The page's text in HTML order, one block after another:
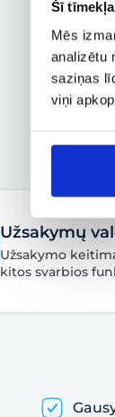
Šī
Mēs
analizētu
saziņas
viņi
Užsakymų
Užsakymo
kitos svarbios